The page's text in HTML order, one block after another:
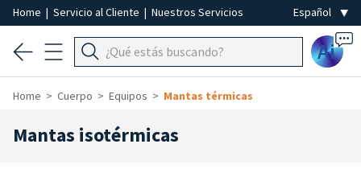
Home | Servicio al Cliente | Nuestros Servicios
Ai
Home Cuerpo Equipos Mantas térmicas
Mantas isotérmicas